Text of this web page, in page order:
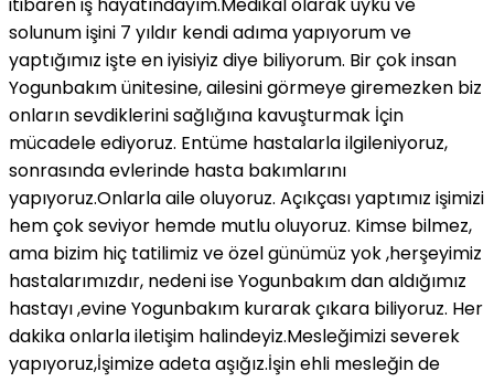
itibaren iş hayatındayım.Medikal olarak uyku ve
solunum işini 7 yıldır kendi adıma yapıyorum ve
yaptığımız işte en iyisiyiz diye biliyorum. Bir çok insan
Yogunbakım ünitesine, ailesini görmeye giremezken biz
onların sevdiklerini sağlığına kavuşturmak İçin
mücadele ediyoruz. Entüme hastalarla ilgileniyoruz,
sonrasında evlerinde hasta bakımlarını
yapıyoruz.Onlarla aile oluyoruz. Açıkçası yaptımız işimizi
hem çok seviyor hemde mutlu oluyoruz. Kimse bilmez,
ama bizim hiç tatilimiz ve özel günümüz yok ,herşeyimiz
hastalarımızdır, nedeni ise Yogunbakım dan aldığımız
hastayı ,evine Yogunbakım kurarak çıkara biliyoruz. Her
dakika onlarla iletişim halindeyiz.Mesleğimizi severek
yapıyoruz,İşimize adeta aşığız.İşin ehli mesleğin de